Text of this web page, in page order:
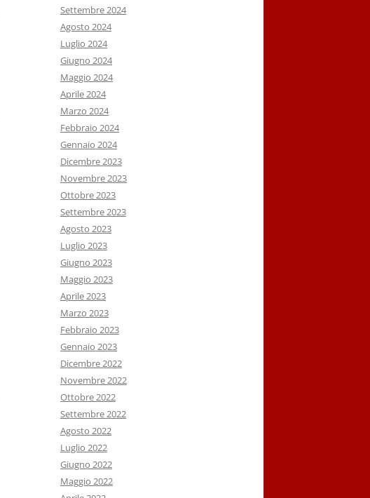
Settembre 2024
Agosto 2024
Luglio 2024
Giugno 2024
Maggio 2024
Aprile 2024
Marzo 2024
Febbraio 2024
Gennaio 2024
Dicembre 2023
Novembre 2023
Ottobre 2023
Settembre 2023
Agosto 2023
Luglio 2023
Giugno 2023
Maggio 2023
Aprile 2023
Marzo 2023
Febbraio 2023
Gennaio 2023
Dicembre 2022
Novembre 2022
Ottobre 2022
Settembre 2022
Agosto 2022
Luglio 2022
Giugno 2022
Maggio 2022